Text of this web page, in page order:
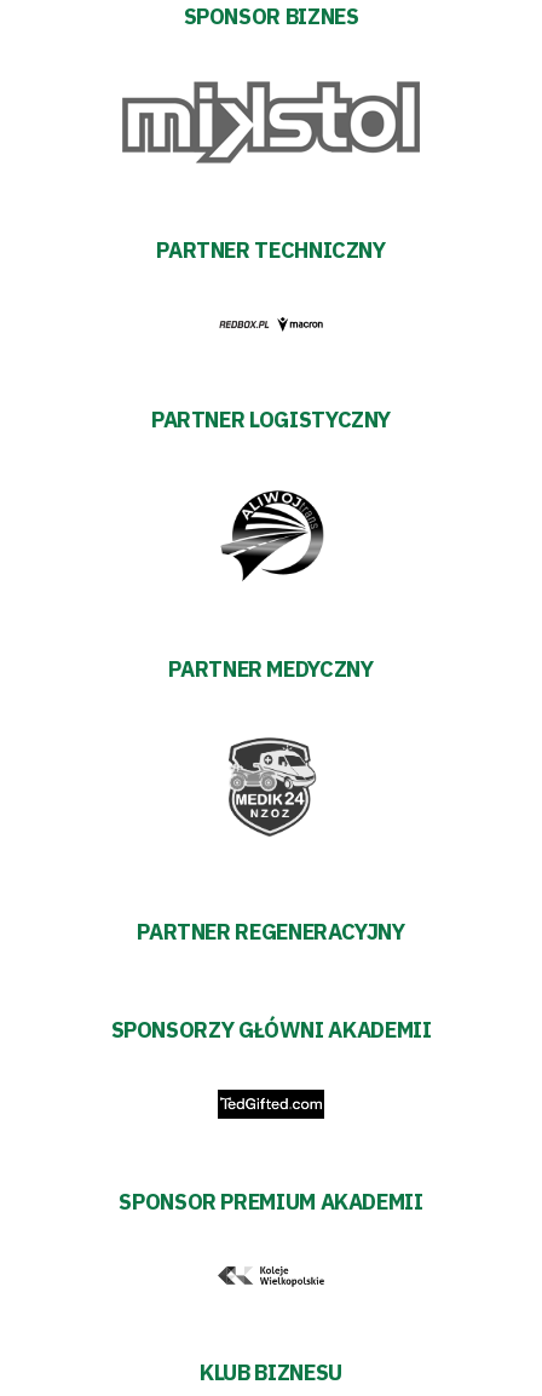
SPONSOR BIZNES
PARTNER TECHNICZNY
PARTNER LOGISTYCZNY
PARTNER MEDYCZNY
PARTNER REGENERACYJNY
SPONSORZY GŁÓWNI AKADEMII
SPONSOR PREMIUM AKADEMII
KLUB BIZNESU